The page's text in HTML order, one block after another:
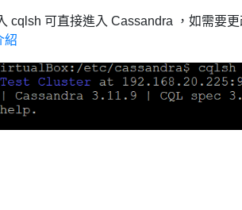
cqlsh 可直接進入 Cassandra ，如需要
紹